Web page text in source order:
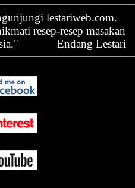
lestariweb.com.
resep-resep masakan
Endang Lestari